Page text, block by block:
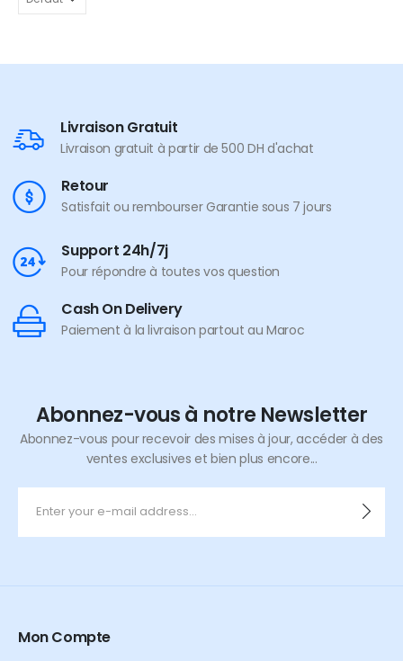
Livraison Gratuit
Livraison gratuit à partir de 500 DH d'achat
Retour
Satisfait ou rembourser Garantie sous 7 jours
Support 24h/7j
Pour répondre à toutes vos question
Cash On Delivery
Paiement à la livraison partout au Maroc
Abonnez-vous à notre Newsletter
Abonnez-vous pour recevoir des mises à jour, accéder à des
ventes exclusives et bien plus encore...
Mon Compte